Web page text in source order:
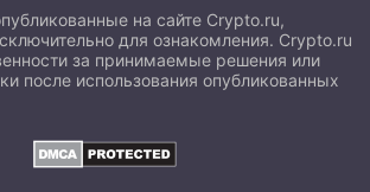
на сайте Crypto.ru,
для ознакомления. Crypto.ru
за принимаемые решения или
после использования опубликованных